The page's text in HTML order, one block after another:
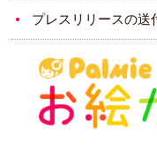
プレスリリースの送